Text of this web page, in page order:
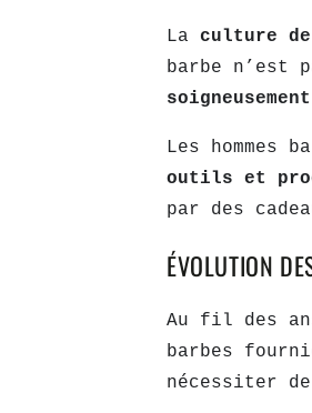
La culture
barbe n’est
Les
outils et
par des
ÉVOLUTION
Au fil des
barbes
nécessiter